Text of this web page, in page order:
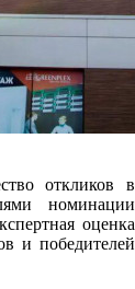
откликов в
номинации
оценка
и победителей